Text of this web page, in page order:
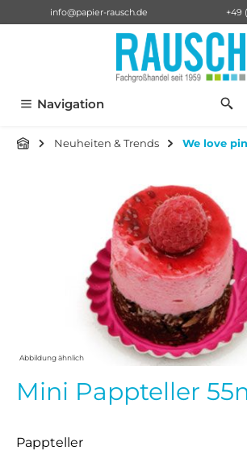
springen
info@papier-rausch.de +49
Navigation
Neuheiten & Trends We love
Bildergalerie überspringen
Abbildung ähnlich
Mini Pappteller
Pappteller